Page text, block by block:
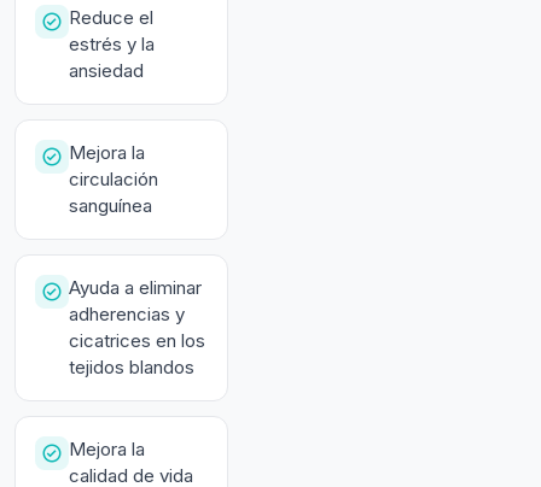
Reduce el
estrés y la
ansiedad
Mejora la
circulación
sanguínea
Ayuda a eliminar
adherencias y
cicatrices en los
tejidos blandos
Mejora la
calidad de vida